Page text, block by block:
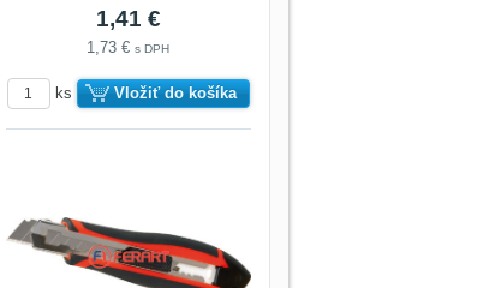
1,41 €
1,73 €s DPH
ks Vložiť do košíka